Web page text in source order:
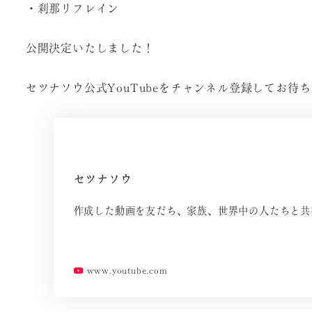
・刹那リフレイン
公開決定いたしました！
セツナソウ公式YouTubeをチャンネル登録してお待ち
セツナソウ
作成した動画を友だち、家族、世界中の人たちと共
www.youtube.com